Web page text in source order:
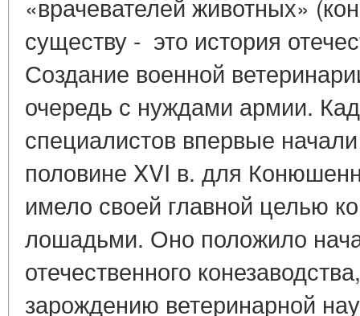
«врачевателей животных»
существу - это история
Создание военной
очередь с нуждами армии.
специалистов впервые начали
половине XVI в. для
имело своей главной целью
лошадьми. Оно положило
отечествен­ного
зарождению ветеринарной